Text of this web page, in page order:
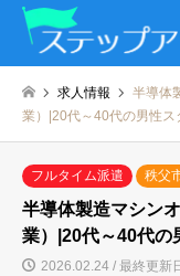
求人情報
半導体
業）|20代～40代の男性ス
フルタイム派遣 秩父
半導体製造マシン
業）|20代～40代の
2026.02.24 / 最終更新